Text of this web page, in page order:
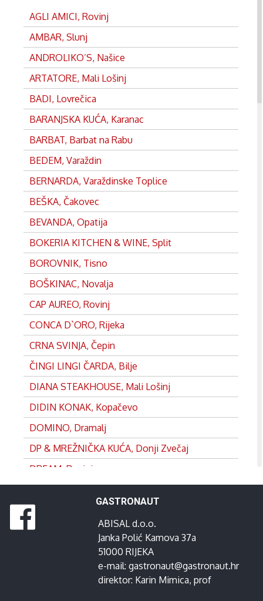
AGLI AMICI, Rovinj
AMBAR, Slunj
ANDROLIKO’S, Našice
ARTATORE, Mali Lošinj
BADI, Lovrečica
BARANJSKA KUĆA, Karanac
BARBAT, Barbat na Rabu
BEDEM, Varaždin
BERNARDA, Varaždinske Toplice
BEŠKA, Čakovec
BEVANDA, Opatija
BOKERIA KITCHEN & WINE, Split
BOROVNIK, Tisno
BOŠKINAC, Novalja
CAP AUREO, Rovinj
CONCA D`ORO, Rijeka
CRNA SVINJA, Čepin
ČINGI LINGI ČARDA, Bilje
DIANA STEAKHOUSE, Mali Lošinj
DIDIN KONAK, Kopačevo
DOMINO, Dramalj
DP & MREŽNIČKA KUĆA, Donji Zvečaj
DREAM, Rovinj
EDEN, Satnica
FRANKOPAN, Ogulin
GANEUM, Lovran
GOSPOJA, Vrbnik
GASTRONAUT
ABISAL d.o.o.
Janka Polić Kamova 37a
51000 RIJEKA
e-mail: gastronaut@gastronaut.hr
direktor: Karin Mimica, prof